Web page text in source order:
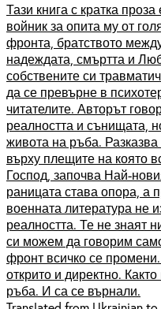
Тази книга с кратка
войник за опита му от
фронта, братството
надеждата, смъртта и
собствените си
да се превърне в
читателите. Авторът
реалността и сънищата,
живота на ръба.
върху плещите на която
Господ, започва Най-
раницата става опора, а
военната литература не
реалността. Те не знаят
си можем да говорим
фронт всичко се
открито и директно.
ръба. И са се върнали.